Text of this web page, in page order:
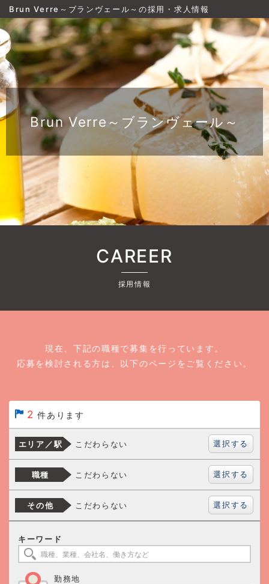
Brun Verre～ブランヴェール～の採用・求人情報
Brun Verre～ブランヴェール～
CAREER
採用情報
現在、下記の職種で募集を行っています。
応募を検討される方は、以下のページをご覧ください。
2 件あります
エリア／駅 こだわらない 選択する
職種 こだわらない 選択する
その他 こだわらない 選択する
キーワード
勤務地